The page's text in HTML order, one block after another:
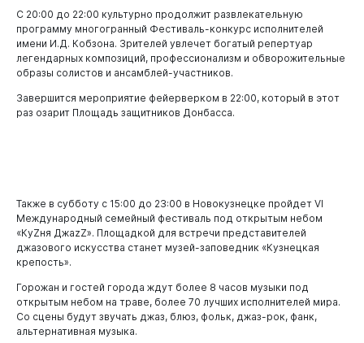
Бизнесу
С 20:00 до 22:00 культурно продолжит развлекательную
программу многогранный Фестиваль-конкурс исполнителей
имени И.Д. Кобзона. Зрителей увлечет богатый репертуар
легендарных композиций, профессионализм и обворожительные
образы солистов и ансамблей-участников.
Завершится мероприятие фейерверком в 22:00, который в этот
раз озарит Площадь защитников Донбасса.
Также в субботу с 15:00 до 23:00 в Новокузнецке пройдет VI
Международный семейный фестиваль под открытым небом
«КуZня ДжаzZ». Площадкой для встречи представителей
джазового искусства станет музей-заповедник «Кузнецкая
крепость».
Горожан и гостей города ждут более 8 часов музыки под
открытым небом на траве, более 70 лучших исполнителей мира.
Со сцены будут звучать джаз, блюз, фольк, джаз-рок, фанк,
альтернативная музыка.